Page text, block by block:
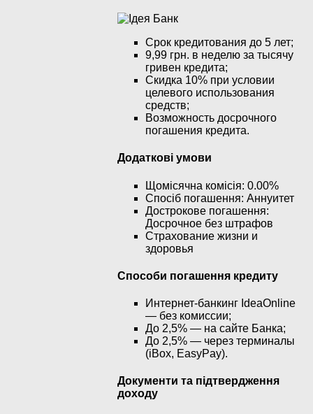
Срок кредитования до 5 лет;
9,99 грн. в неделю за тысячу
гривен кредита;
Скидка 10% при условии
целевого использования
средств;
Возможность досрочного
погашения кредита.
Додаткові умови
Щомісячна комісія: 0.00%
Спосіб погашення: Aннуитет
Дострокове погашення:
Досрочное без штрафов
Страхование жизни и
здоровья
Способи погашення кредиту
Интернет-банкинг IdeaOnline
— без комиссии;
До 2,5% — на сайте Банка;
До 2,5% — через терминалы
(iBox, EasyPay).
Документи та підтвердження
доходу